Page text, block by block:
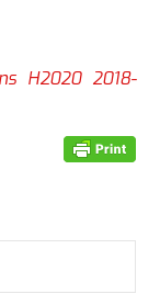
H2020 2018-